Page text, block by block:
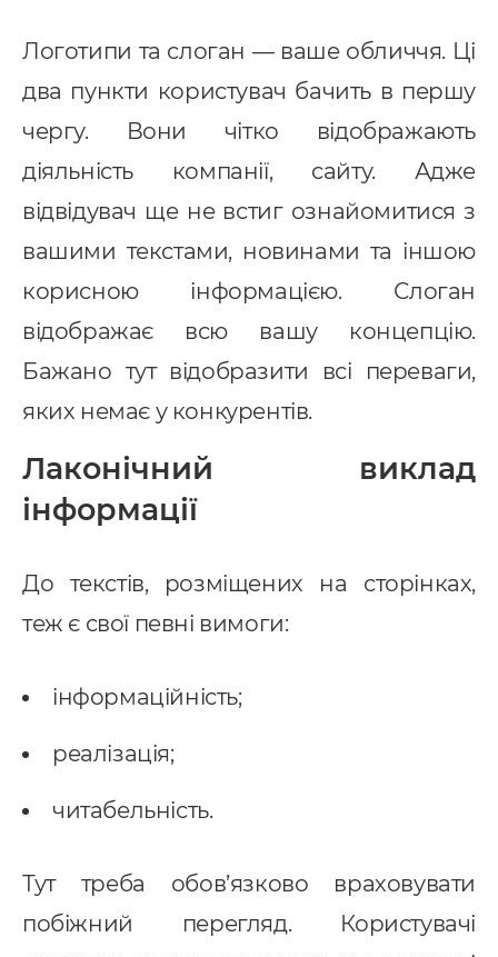
Логотипи та слоган — ваше обличчя. Ці
два пункти користувач бачить в першу
чергу. Вони чітко відображають
діяльність компанії, сайту. Адже
відвідувач ще не встиг ознайомитися з
вашими текстами, новинами та іншою
корисною інформацією. Слоган
відображає всю вашу концепцію.
Бажано тут відобразити всі переваги,
яких немає у конкурентів.
Лаконічний виклад
інформації
До текстів, розміщених на сторінках,
теж є свої певні вимоги:
інформаційність;
реалізація;
читабельність.
Тут треба обов’язково враховувати
побіжний перегляд. Користувачі